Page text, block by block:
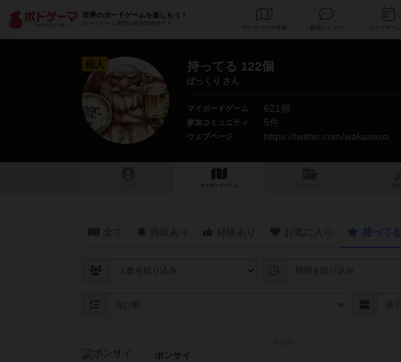
世界のボードゲームを楽しもう！
ボードゲーム専門の総合情報サイト
データベース
仙人 持ってる 122個
ぽっくり さん
マイボードゲーム 621個
参加コミュニティ 5件
ウェブページ https://twitter.com/wakasaso
マイボードゲーム
持ってる
ボンサイ